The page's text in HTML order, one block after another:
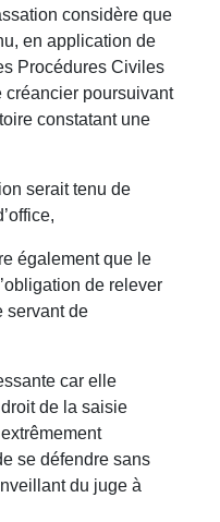
considère que
en application de
Procédures Civiles
créancier poursuivant
constatant une
serait tenu de
également que le
de relever
servant de
car elle
de la saisie
se défendre sans
du juge à